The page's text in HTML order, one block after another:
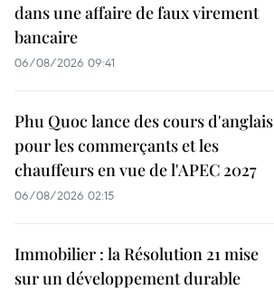
dans une affaire de faux virement
bancaire
06/08/2026 09:41
Phu Quoc lance des cours d'anglais
pour les commerçants et les
chauffeurs en vue de l'APEC 2027
06/08/2026 02:15
Immobilier : la Résolution 21 mise
sur un développement durable